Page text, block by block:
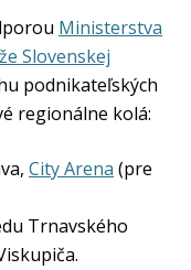
Ministerstva
Slovenskej
podnikateľských
regionálne kolá:
City Arena (pre
Trnavského